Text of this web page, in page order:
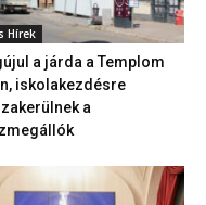
Hírek
a járda a Templom
iskolakezdésre
a